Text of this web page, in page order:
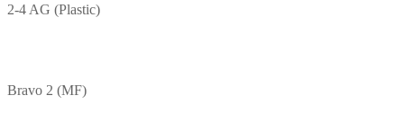
2-4 AG (Plastic)
Bravo 2 (MF)